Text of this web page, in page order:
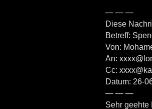
— — —
Diese
Betreff:
Von:
An:
Cc:
Datum: 26-
— — —
Sehr geehte